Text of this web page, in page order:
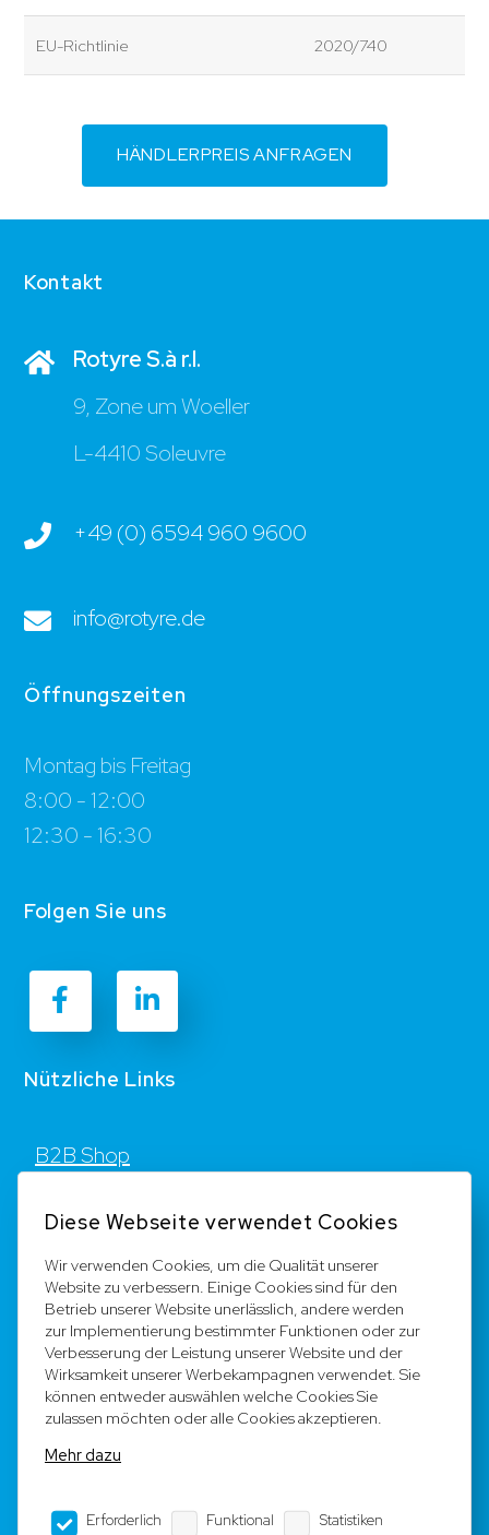
EU-Richtlinie 2020/740
HÄNDLERPREIS ANFRAGEN
Kontakt
Rotyre S.à r.l.
9, Zone um Woeller
L-4410 Soleuvre
+49 (0) 6594 960 9600
info@rotyre.de
Öffnungszeiten
Montag bis Freitag
8:00 - 12:00
12:30 - 16:30
Folgen Sie uns
Nützliche Links
B2B Shop
Registrieren
Team
Rechtliche Hinweise
Diese Webseite verwendet Cookies
Wir verwenden Cookies, um die Qualität unserer
Website zu verbessern. Einige Cookies sind für den
Betrieb unserer Website unerlässlich, andere werden
zur Implementierung bestimmter Funktionen oder zur
Verbesserung der Leistung unserer Website und der
Wirksamkeit unserer Werbekampagnen verwendet. Sie
können entweder auswählen welche Cookies Sie
zulassen möchten oder alle Cookies akzeptieren.
Mehr dazu
Erforderlich Funktional Statistiken